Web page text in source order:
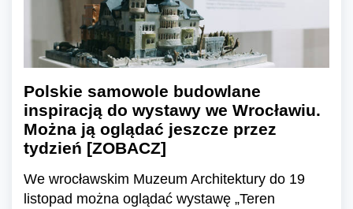
Polskie samowole budowlane
inspiracją do wystawy we Wrocławiu.
Można ją oglądać jeszcze przez
tydzień [ZOBACZ]
We wrocławskim Muzeum Architektury do 19
listopad można oglądać wystawę „Teren